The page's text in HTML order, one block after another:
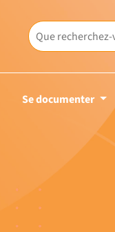
Se documenter